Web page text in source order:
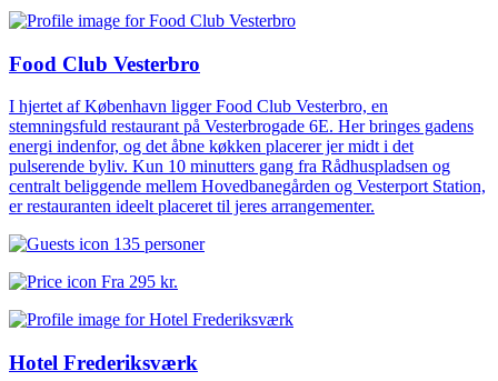
Food Club Vesterbro
I hjertet af København ligger Food Club Vesterbro, en
stemningsfuld restaurant på Vesterbrogade 6E. Her bringes gadens
energi indenfor, og det åbne køkken placerer jer midt i det
pulserende byliv. Kun 10 minutters gang fra Rådhuspladsen og
centralt beliggende mellem Hovedbanegården og Vesterport Station,
er restauranten ideelt placeret til jeres arrangementer.
135 personer
Fra 295 kr.
Hotel Frederiksværk